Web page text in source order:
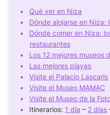
Qué ver en Niza
Dónde alojarse en Niza:
Dónde comer en Niza:
restaurantes
Los 12 mejores museos
Las mejores playas
Visite el Palacio Lascaris
Visite el Museo MAMAC
Visite el Museo de la
Itinerarios: 1 día – 2 días